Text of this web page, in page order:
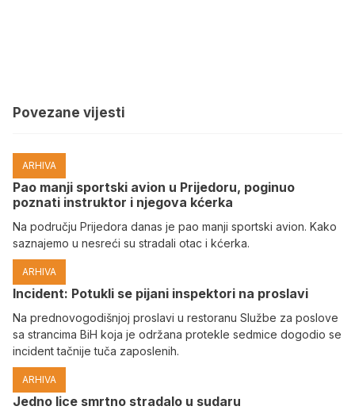
Povezane vijesti
ARHIVA
Pao manji sportski avion u Prijedoru, poginuo
poznati instruktor i njegova kćerka
Na području Prijedora danas je pao manji sportski avion. Kako
saznajemo u nesreći su stradali otac i kćerka.
ARHIVA
Incident: Potukli se pijani inspektori na proslavi
Na prednovogodišnjoj proslavi u restoranu Službe za poslove
sa strancima BiH koja je održana protekle sedmice dogodio se
incident tačnije tuča zaposlenih.
ARHIVA
Јedno lice smrtno stradalo u sudaru